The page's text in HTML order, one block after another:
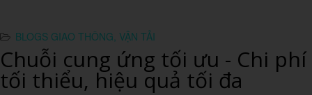
BLOGS GIAO THÔNG, VẬN TẢI
Chuỗi cung ứng tối ưu - Chi phí
tối thiểu, hiệu quả tối đa